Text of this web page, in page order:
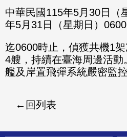
中華民國115年5月30日（
年5月31日（星期日）0600
迄0600時止，偵獲共機1
4艘，持續在臺海周邊活動
艦及岸置飛彈系統嚴密監控
回列表